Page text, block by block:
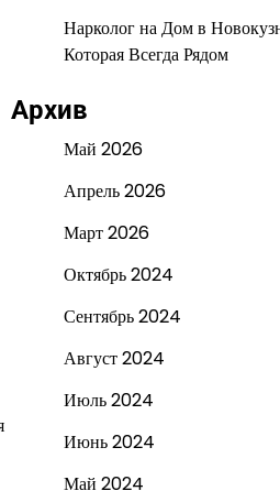
Нарколог на Дом в
Которая Всегда Рядом
Архив
Май 2026
Апрель 2026
Март 2026
Октябрь 2024
Сентябрь 2024
Август 2024
Июль 2024
Июнь 2024
Май 2024